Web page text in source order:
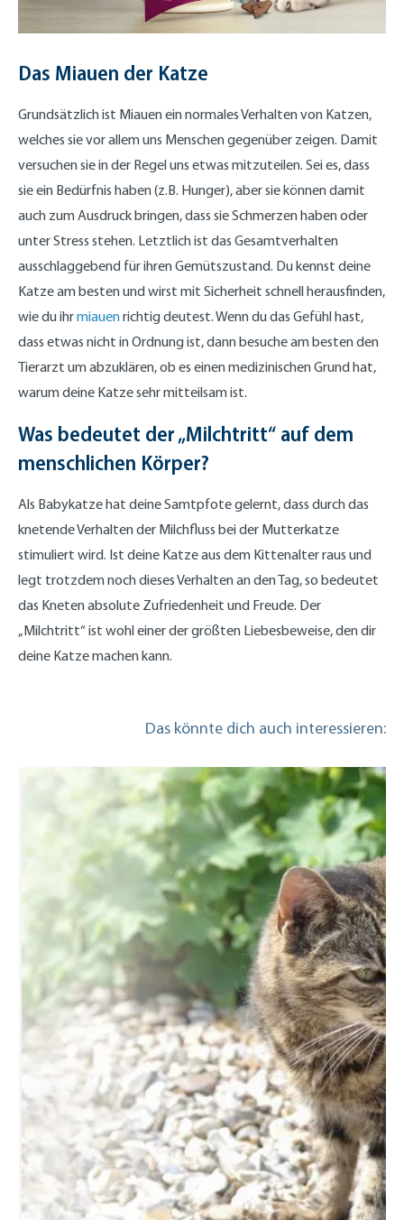
Das Miauen der Katze
Grundsätzlich ist Miauen ein normales Verhalten von Katzen,
welches sie vor allem uns Menschen gegenüber zeigen. Damit
versuchen sie in der Regel uns etwas mitzuteilen. Sei es, dass
sie ein Bedürfnis haben (z.B. Hunger), aber sie können damit
auch zum Ausdruck bringen, dass sie Schmerzen haben oder
unter Stress stehen. Letztlich ist das Gesamtverhalten
ausschlaggebend für ihren Gemütszustand. Du kennst deine
Katze am besten und wirst mit Sicherheit schnell herausfinden,
wie du ihrmiauenrichtig deutest. Wenn du das Gefühl hast,
dass etwas nicht in Ordnung ist, dann besuche am besten den
Tierarzt um abzuklären, ob es einen medizinischen Grund hat,
warum deine Katze sehr mitteilsam ist.
Was bedeutet der „Milchtritt“ auf dem
menschlichen Körper?
Als Babykatze hat deine Samtpfote gelernt, dass durch das
knetende Verhalten der Milchfluss bei der Mutterkatze
stimuliert wird. Ist deine Katze aus dem Kittenalter raus und
legt trotzdem noch dieses Verhalten an den Tag, so bedeutet
das Kneten absolute Zufriedenheit und Freude. Der
„Milchtritt“ ist wohl einer der größten Liebesbeweise, den dir
deine Katze machen kann.
Das könnte dich auch interessieren: